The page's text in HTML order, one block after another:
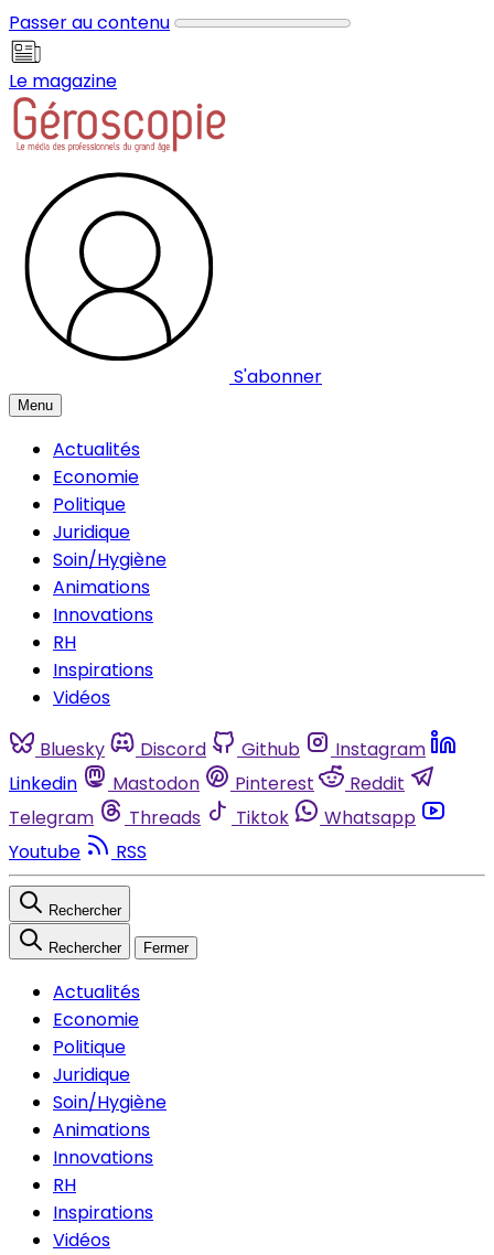
Passer au contenu
Le magazine
S'abonner
Menu
Actualités
Economie
Politique
Juridique
Soin/Hygiène
Animations
Innovations
RH
Inspirations
Vidéos
Bluesky Discord Github
Instagram
Linkedin
Mastodon Pinterest
Reddit
Telegram
Threads Tiktok
Whatsapp
Youtube
RSS
Rechercher
Rechercher Fermer
Actualités
Economie
Politique
Juridique
Soin/Hygiène
Animations
Innovations
RH
Inspirations
Vidéos
Panneau de gestion des cookies